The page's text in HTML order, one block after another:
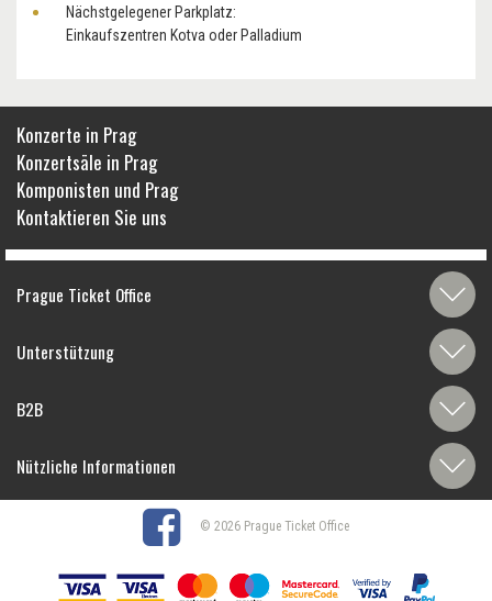
Nächstgelegener Parkplatz:
Einkaufszentren Kotva oder Palladium
Konzerte in Prag
Konzertsäle in Prag
Komponisten und Prag
Kontaktieren Sie uns
Prague Ticket Office
Unterstützung
B2B
Nützliche Informationen
© 2026 Prague Ticket Office